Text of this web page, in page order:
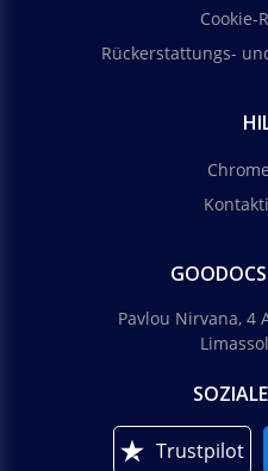
Cookie-
Rückerstattungs-
Pavlou Nirvana, 4
Trustpilot